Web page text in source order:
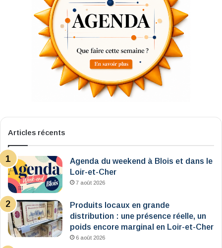
Articles récents
Agenda du weekend à Blois et dans le
Loir-et-Cher
7 août 2026
Produits locaux en grande
distribution : une présence réelle, un
poids encore marginal en Loir-et-Cher
6 août 2026